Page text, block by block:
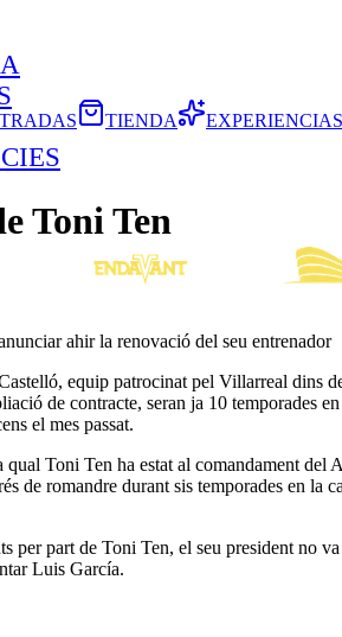
TIENDA EXPERIENCIAS
Toni Ten
ahir la renovació del seu entrenador
equip patrocinat pel Villarreal dins
de contracte, seran ja 10 temporades
el mes passat.
Toni Ten ha estat al comandament del
de romandre durant sis temporades en la
per part de Toni Ten, el seu president no
Luis García.